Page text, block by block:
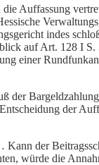
Auffassung
indes
auf Art. 128 I
einer
der
der
Kann der
würde die